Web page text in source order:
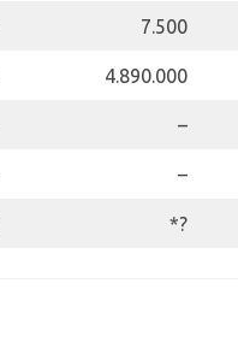
7.500
4.890.000
–
–
*?